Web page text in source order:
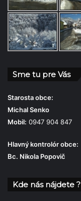
Sme tu pre Vás
Starosta obce:
Michal Senko
Mobil: 0947 904 847
Hlavný kontrolór obce:
Bc. Nikola Popovič
Kde nás nájdete ?